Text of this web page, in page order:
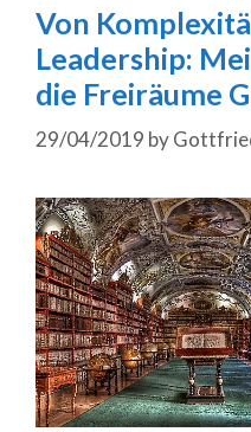
Von
Leadership:
die Freiräume
29/04/2019 by